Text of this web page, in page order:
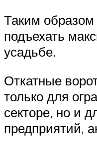
Таким
подъехать
усадьбе.
Откатные
только для
секторе, но и
предприятий,